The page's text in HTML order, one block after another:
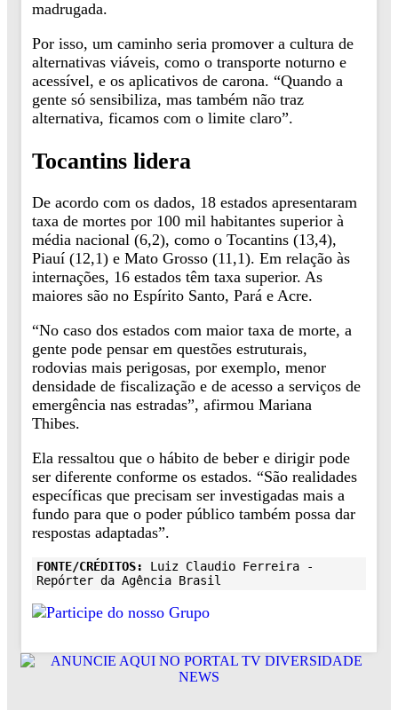
madrugada.
Por isso, um caminho seria promover a cultura de
alternativas viáveis, como o transporte noturno e
acessível, e os aplicativos de carona. “Quando a
gente só sensibiliza, mas também não traz
alternativa, ficamos com o limite claro”.
Tocantins lidera
De acordo com os dados, 18 estados apresentaram
taxa de mortes por 100 mil habitantes superior à
média nacional (6,2), como o Tocantins (13,4),
Piauí (12,1) e Mato Grosso (11,1). Em relação às
internações, 16 estados têm taxa superior. As
maiores são no Espírito Santo, Pará e Acre.
“No caso dos estados com maior taxa de morte, a
gente pode pensar em questões estruturais,
rodovias mais perigosas, por exemplo, menor
densidade de fiscalização e de acesso a serviços de
emergência nas estradas”, afirmou Mariana
Thibes.
Ela ressaltou que o hábito de beber e dirigir pode
ser diferente conforme os estados. “São realidades
específicas que precisam ser investigadas mais a
fundo para que o poder público também possa dar
respostas adaptadas”.
FONTE/CRÉDITOS:
Luiz Claudio Ferreira -
Repórter da Agência Brasil